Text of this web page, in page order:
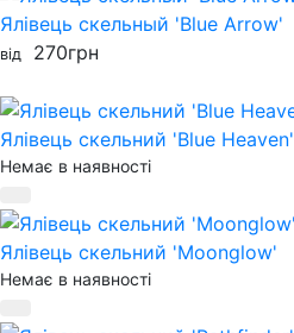
Ялівець скельный 'Blue Arrow'
від 270грн
Ялівець скельний 'Blue Heaven'
Немає в наявності
Ялівець скельний 'Moonglow'
Немає в наявності